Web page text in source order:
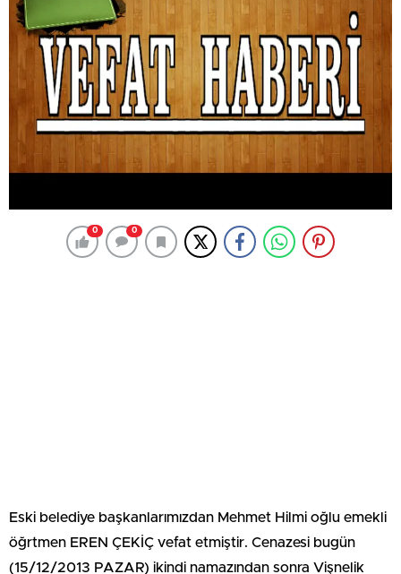
0 0
Eski belediye başkanlarımızdan Mehmet Hilmi oğlu emekli
öğrtmen EREN ÇEKİÇ vefat etmiştir. Cenazesi bugün
(15/12/2013 PAZAR) ikindi namazından sonra Vişnelik